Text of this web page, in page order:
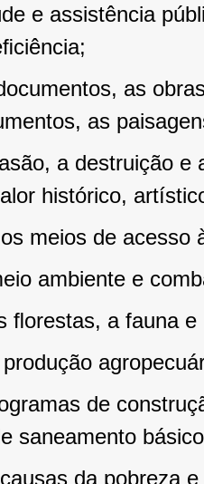
e assistência
as
as
a destruição e
histórico,
meios de acesso
ambiente e
ﬂorestas, a fauna e
de
saneamento
da pobreza